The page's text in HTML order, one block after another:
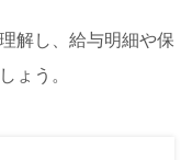
解し、給与明細や保
ょう。